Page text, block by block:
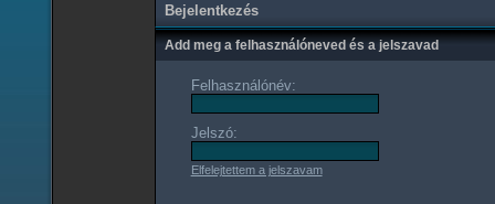
Bejelentkezés
Add meg a felhasználóneved és a jelszavad
Felhasználónév:
Jelszó:
Elfelejtettem a jelszavam